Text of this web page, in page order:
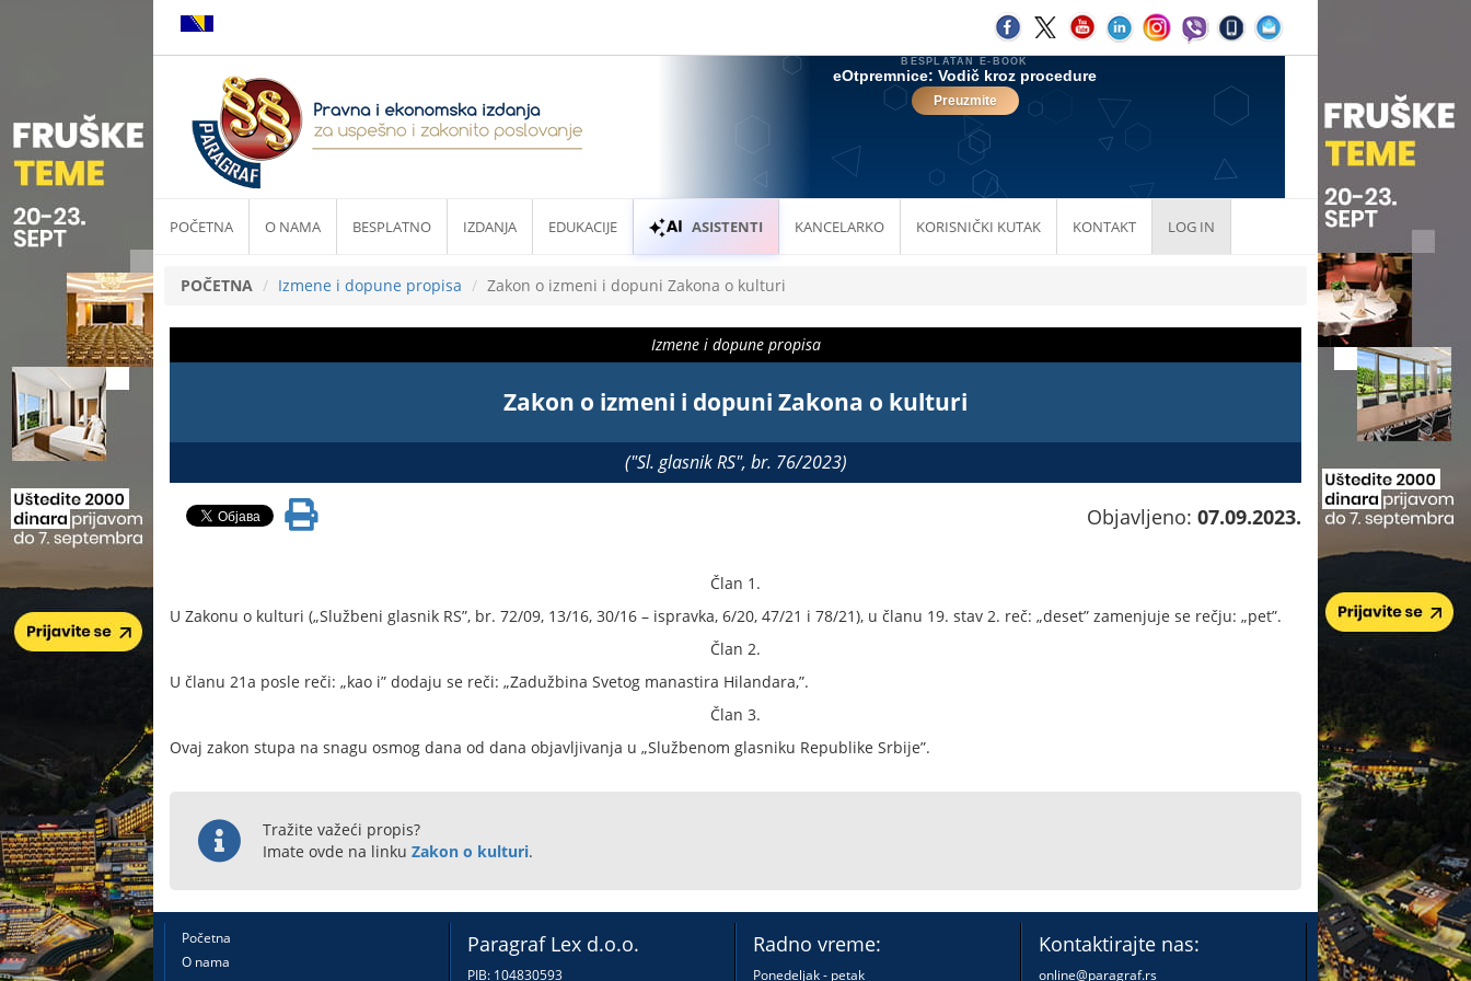
POČETNA O NAMA BESPLATNO IZDANJA EDUKACIJE ASISTENTI KANCELARKO KORISNIČKI KUTAK KONTAKT LOG IN
POČETNA Izmene i dopune propisa Zakon o izmeni i dopuni Zakona o kulturi
Izmene i dopune propisa
Zakon o izmeni i dopuni Zakona o kulturi
("Sl. glasnik RS", br. 76/2023)
Objavljeno: 07.09.2023.
Član 1.
U Zakonu o kulturi („Službeni glasnik RS”, br. 72/09, 13/16, 30/16 – ispravka, 6/20, 47/21 i 78/21), u članu 19. stav 2. reč: „deset” zamenjuje se rečju: „pet”.
Član 2.
U članu 21a posle reči: „kao i” dodaju se reči: „Zadužbina Svetog manastira Hilandara,”.
Član 3.
Ovaj zakon stupa na snagu osmog dana od dana objavljivanja u „Službenom glasniku Republike Srbije”.
Tražite važeći propis?
Imate ovde na linku Zakon o kulturi.
Početna
O nama
Paragraf Lex d.o.o.
PIB: 104830593
Radno vreme:
Ponedeljak - petak
Kontaktirajte nas:
online@paragraf.rs